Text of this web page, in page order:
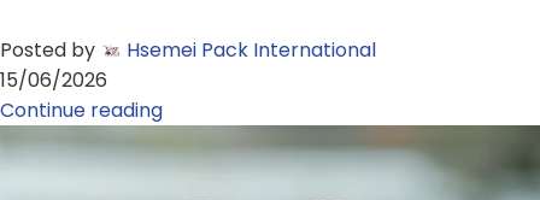
Posted by
Hsemei Pack International
15/06/2026
Continue reading